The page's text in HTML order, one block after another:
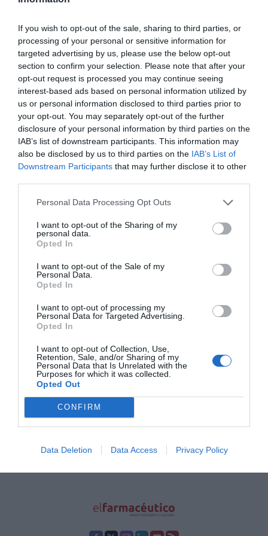
If you wish to opt-out of the sale, sharing to third parties, or
processing of your personal or sensitive information for
targeted advertising by us, please use the below opt-out
section to confirm your selection. Please note that after your
opt-out request is processed you may continue seeing
interest-based ads based on personal information utilized by
us or personal information disclosed to third parties prior to
your opt-out. You may separately opt-out of the further
disclosure of your personal information by third parties on the
IAB’s list of downstream participants. This information may
also be disclosed by us to third parties on the IAB’s List of
Downstream Participants that may further disclose it to other
Personal Data Processing Opt Outs
I want to opt-out of the Sharing of my
personal data.
Opted In
I want to opt-out of the Sale of my
Personal Data.
Opted In
I want to opt-out of processing my
Personal Data for Targeted Advertising.
Opted In
I want to opt-out of Collection, Use,
Retention, Sale, and/or Sharing of my
Personal Data that Is Unrelated with the
Purposes for which it was collected.
Opted Out
CONFIRM
Data Deletion Data Access Privacy Policy
medicamento» apuesta por la
formulación para combatir los
desabastecimientos
Noticias y novedades
Redacción
20/04/2023
Organizada por el Colegio de Farmacéuticos
de Ciudad Real
Los farmacéuticos de la provincia de
Ciudad Real se ponen al día en
dermocosmética
Noticias y novedades
Redacción
Los farmacéuticos de la provincia de
Ciudad Real se preparan para
Noticias y novedades
Redacción
Los farmacéuticos de la provincia de
Ciudad Real se ponen al día sobre el
Noticias y novedades
23/01/2023
1 2 3
Lo más leído
No se han encontrado artículos